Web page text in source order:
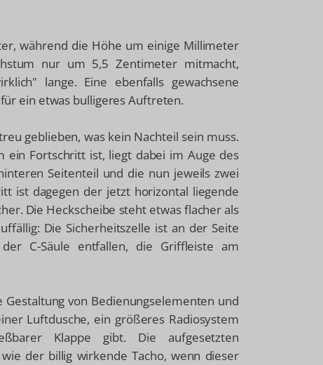
während die Höhe um einige Millimeter
nur um 5,5 Zentimeter mitmacht,
lange. Eine ebenfalls gewachsene
ein etwas bulligeres Auftreten.
geblieben, was kein Nachteil sein muss.
ein Fortschritt ist, liegt dabei im Auge des
Seitenteil und die nun jeweils zwei
ist dagegen der jetzt horizontal liegende
Die Heckscheibe steht etwas flacher als
Die Sicherheitszelle ist an der Seite
C-Säule entfallen, die Griffleiste am
von Bedienungselementen und
Luftdusche, ein größeres Radiosystem
Klappe gibt. Die aufgesetzten
der billig wirkende Tacho, wenn dieser